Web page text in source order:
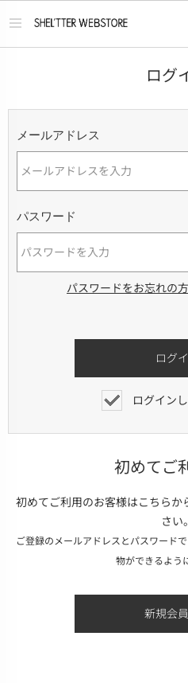
メ
ログ
メールアドレス
パスワード
パスワードをお忘れの
ログイン
初めてご
初めてご利用のお客様はこちらか
さい。
ご登録のメールアドレスとパスワード
物ができるよう